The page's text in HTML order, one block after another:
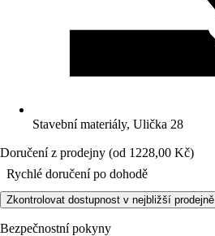
Stavební materiály, Ulička 28
Doručení z prodejny (od 1228,00 Kč)
Rychlé doručení po dohodě
Zkontrolovat dostupnost v nejbližší prodejně
Bezpečnostní pokyny